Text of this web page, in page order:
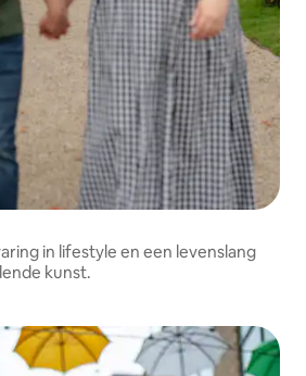
in lifestyle en een levenslang
kunst.